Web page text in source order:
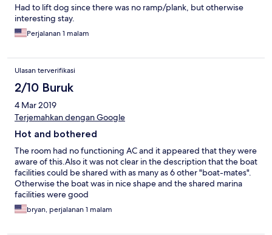
Had to lift dog since there was no ramp/plank, but otherwise
interesting stay.
Perjalanan 1 malam
Ulasan terverifikasi
2/10 Buruk
4 Mar 2019
Terjemahkan dengan Google
Hot and bothered
The room had no functioning AC and it appeared that they were
aware of this.Also it was not clear in the description that the boat
facilities could be shared with as many as 6 other "boat-mates".
Otherwise the boat was in nice shape and the shared marina
facilities were good
bryan, perjalanan 1 malam